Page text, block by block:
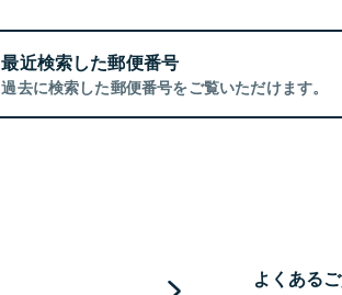
最近検索した郵便番号
過去に検索した郵便番号をご覧いただけます。
よくある